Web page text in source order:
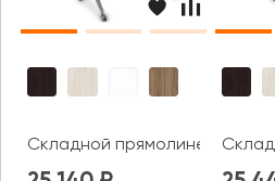
Складной прямолинейный